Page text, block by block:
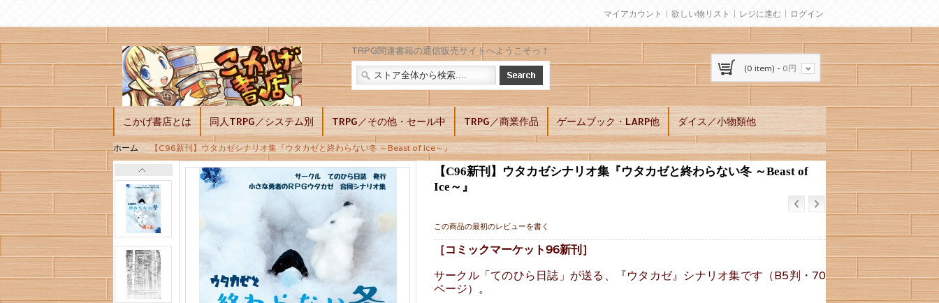
マイアカウント 欲しい物リスト レジに進む ログイン
TRPG関連書籍の通信販売サイトへようこそっ！
(0 item) - 0円
こかげ書店とは 同人TRPG／システム別 TRPG／その他・セール中 TRPG／商業作品 ゲームブック・LARP他 ダイス／小物類他
ホーム 【C96新刊】ウタカゼシナリオ集『ウタカゼと終わらない冬 ～Beast of Ice～』
【C96新刊】ウタカゼシナリオ集『ウタカゼと終わらない冬 ～Beast of
Ice～』
この商品の最初のレビューを書く
［コミックマーケット96新刊］
サークル「てのひら日誌」が送る、『ウタカゼ』シナリオ集です（B5判・70
ページ）。